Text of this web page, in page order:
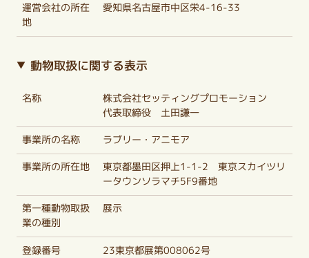
運営会社の所在
地
愛知県名古屋市中区栄4-16-33
動物取扱に関する表示
名称
株式会社セッティングプロモーション
代表取締役 土田謙一
事業所の名称
ラブリー・アニモア
事業所の所在地
東京都墨田区押上1-1-2 東京スカイツリ
ータウンソラマチ5F9番地
第一種動物取扱
業の種別
展示
登録番号
23東京都展第008062号